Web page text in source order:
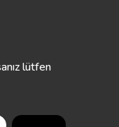
lütfen